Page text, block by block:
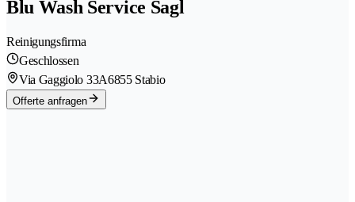
Blu Wash Service Sagl
Reinigungsfirma
Geschlossen
Via Gaggiolo 33A6855 Stabio
Offerte anfragen